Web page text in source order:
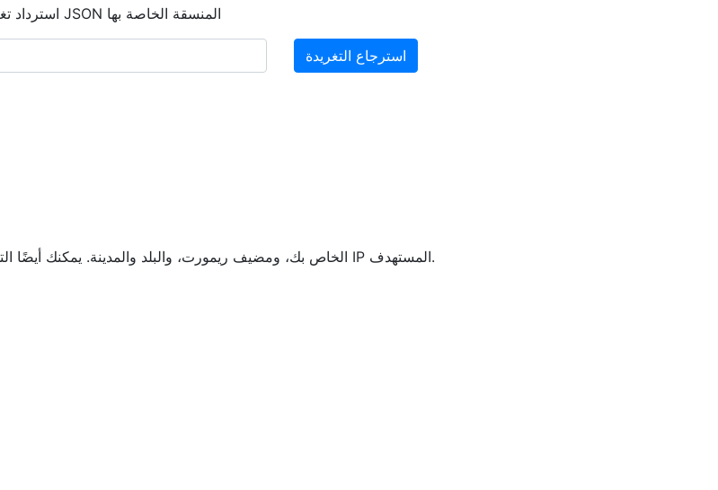
استرداد تغريدة فردية باستخدام واجهة برمجة تطبيقات تويتر وعرض بيانات JSON المنسقة الخاصة بها
استرجاع التغريدة
يمكنك التحقق من عنوان IP الخاص بك، ومضيف ريمورت، والبلد والمدينة. يمكنك أيضًا التحقق من هذه المعلومات من عنوان IP المستهدف.